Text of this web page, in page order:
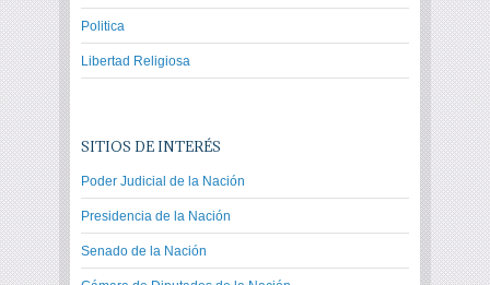
Politica
Libertad Religiosa
SITIOS DE INTERÉS
Poder Judicial de la Nación
Presidencia de la Nación
Senado de la Nación